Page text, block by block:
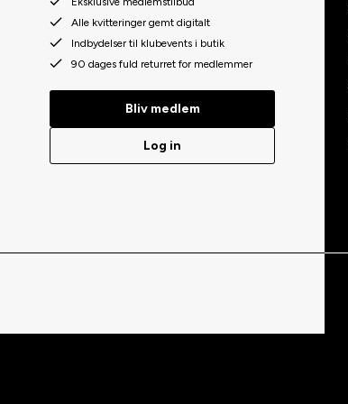
Alle kvitteringer gemt digitalt
Indbydelser til klubevents i butik
90 dages fuld returret for medlemmer
Bliv medlem
Log in